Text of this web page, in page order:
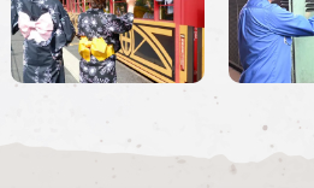
Train
ดู
Audio Guide app